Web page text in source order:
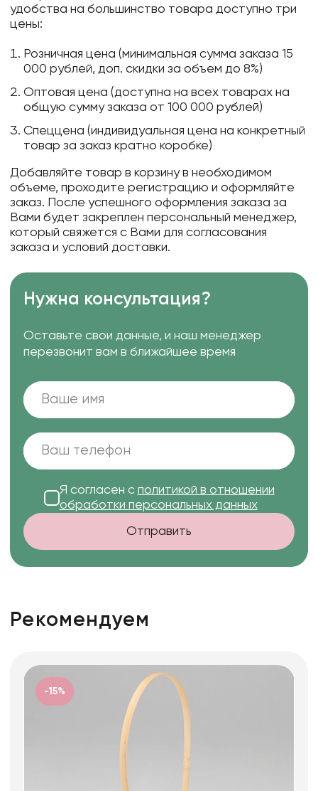
удобства на большинство товара доступно три
цены:
Розничная цена (минимальная сумма заказа 15
000 рублей, доп. скидки за объем до 8%)
Оптовая цена (доступна на всех товарах на
общую сумму заказа от 100 000 рублей)
Спеццена (индивидуальная цена на конкретный
товар за заказ кратно коробке)
Добавляйте товар в корзину в необходимом
объеме, проходите регистрацию и оформляйте
заказ. После успешного оформления заказа за
Вами будет закреплен персональный менеджер,
который свяжется с Вами для согласования
заказа и условий доставки.
Нужна консультация?
Оставьте свои данные, и наш менеджер
перезвонит вам в ближайшее время
Я согласен с политикой в отношении
обработки персональных данных
Отправить
Рекомендуем
-15%